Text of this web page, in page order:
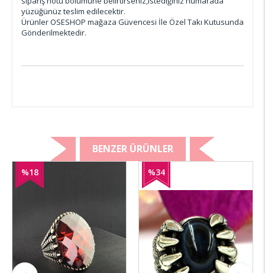
yüzüğünüz teslim edilecektir.
Ürünler OSESHOP mağaza Güvencesi İle Özel Takı Kutusunda
Gönderilmektedir.
BENZER ÜRÜNLER
%18
%34
İndirim